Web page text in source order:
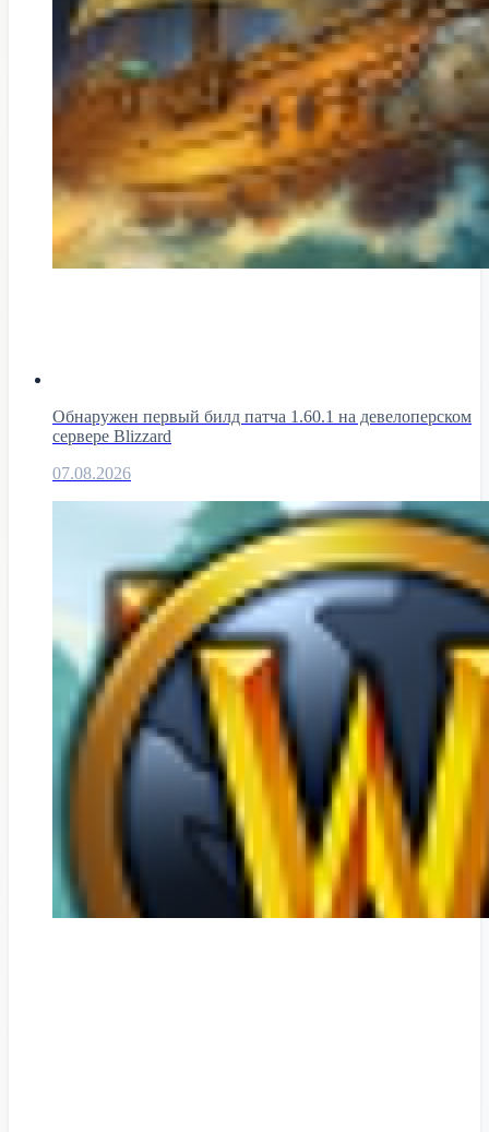
Обнаружен первый билд патча 1.60.1 на девелоперском
сервере Blizzard
07.08.2026